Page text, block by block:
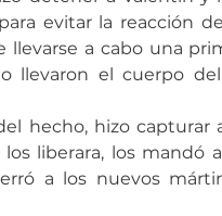
evitar la reacción
a cabo una
llevaron el cuerpo
hecho, hizo capturar
liberara, los mandó
a los nuevos